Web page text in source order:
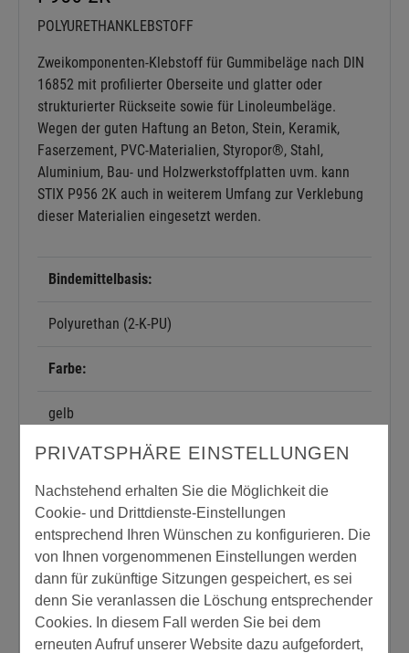
POLYURETHANKLEBSTOFF
Zweikomponenten-Klebstoff für Gummibeläge nach DIN
16852 mit profilierter Oberseite und glatter oder
strukturierter Rückseite sowie für Linoleumbeläge.
Wegen der guten Haftung an Beton, Stein, Keramik,
Faserzement, PVC-Materialien, Styropor®, Stahl,
Aluminium, Bau- und Holzwerkstoffplatten uvm. kann
STIX P956 2K auch in weiterem Umfang zur Verklebung
dieser Materialien eingesetzt werden.
Bindemittelbasis:
Polyurethan (2-K-PU)
Farbe:
gelb
Dichte:
1,700 g/cm³
Lösemittelfrei:
Verbrauch:
PRIVATSPHÄRE EINSTELLUNGEN
Nachstehend erhalten Sie die Möglichkeit die
Cookie- und Drittdienste-Einstellungen
entsprechend Ihren Wünschen zu konfigurieren. Die
von Ihnen vorgenommenen Einstellungen werden
dann für zukünftige Sitzungen gespeichert, es sei
denn Sie veranlassen die Löschung entsprechender
Cookies. In diesem Fall werden Sie bei dem
erneuten Aufruf unserer Website dazu aufgefordert,